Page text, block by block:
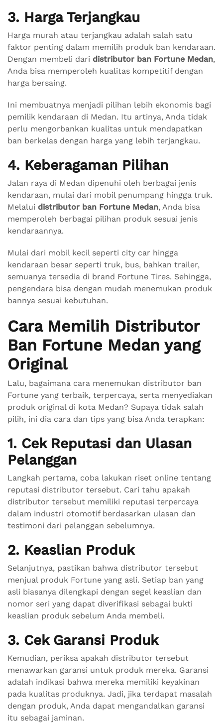
3. Harga Terjangkau
Harga murah atau terjangkau adalah salah satu
faktor penting dalam memilih produk ban kendaraan.
Dengan membeli dari distributor ban Fortune Medan,
Anda bisa memperoleh kualitas kompetitif dengan
harga bersaing.
Ini membuatnya menjadi pilihan lebih ekonomis bagi
pemilik kendaraan di Medan. Itu artinya, Anda tidak
perlu mengorbankan kualitas untuk mendapatkan
ban berkelas dengan harga yang lebih terjangkau.
4. Keberagaman Pilihan
Jalan raya di Medan dipenuhi oleh berbagai jenis
kendaraan, mulai dari mobil penumpang hingga truk.
Melalui distributor ban Fortune Medan, Anda bisa
memperoleh berbagai pilihan produk sesuai jenis
kendaraannya.
Mulai dari mobil kecil seperti city car hingga
kendaraan besar seperti truk, bus, bahkan trailer,
semuanya tersedia di brand Fortune Tires. Sehingga,
pengendara bisa dengan mudah menemukan produk
bannya sesuai kebutuhan.
Cara Memilih Distributor
Ban Fortune Medan yang
Original
Lalu, bagaimana cara menemukan distributor ban
Fortune yang terbaik, terpercaya, serta menyediakan
produk original di kota Medan? Supaya tidak salah
pilih, ini dia cara dan tips yang bisa Anda terapkan:
1. Cek Reputasi dan Ulasan
Pelanggan
Langkah pertama, coba lakukan riset online tentang
reputasi distributor tersebut. Cari tahu apakah
distributor tersebut memiliki reputasi terpercaya
dalam industri otomotif berdasarkan ulasan dan
testimoni dari pelanggan sebelumnya.
2. Keaslian Produk
Selanjutnya, pastikan bahwa distributor tersebut
menjual produk Fortune yang asli. Setiap ban yang
asli biasanya dilengkapi dengan segel keaslian dan
nomor seri yang dapat diverifikasi sebagai bukti
keaslian produk sebelum Anda membeli.
3. Cek Garansi Produk
Kemudian, periksa apakah distributor tersebut
menawarkan garansi untuk produk mereka. Garansi
adalah indikasi bahwa mereka memiliki keyakinan
pada kualitas produknya. Jadi, jika terdapat masalah
dengan produk, Anda dapat mengandalkan garansi
itu sebagai jaminan.